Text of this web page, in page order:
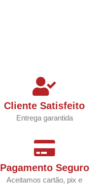
Cliente Satisfeito
Entrega garantida
Pagamento Seguro
Aceitamos cartão, pix e